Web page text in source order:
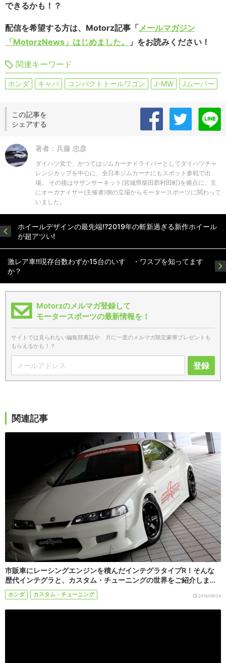
できるかも！？
配信を希望する方は、Motorz記事「メールマガジン
「MotorzNews」はじめました。
」をお読みください！
関連キーワード
ホンダ キャパ コンパクトトールワゴン J-MW Jムーバー
この記事を
シェアする
著者：兵藤 忠彦
ダイハツ党で、かつてはジムカーナドライバーとしてダイハツチャ
レンジカップを中心に、全日本ジムカーナにもスポット参戦で出
場。 その後はサザンサーキット(宮城県柴田郡村田町)を拠点に、主
にオーガナイザー(主催者)側の立場からモータースポーツに関わって
いました。
ホイールデザインの最先端!?2019年の斬新過ぎる新作ホイール
が超アツい!
激レア車!!現存台数わずか15台のいすゞ・ワスプを知ってます
か？
Motorzのメルマガ登録して
モータースポーツの最新情報を！
サイトでは見られない編集部裏話や、月に一度のメルマガ限定豪華プレゼントも
もらえるかも！？
登録
関連記事
市販車にレーシングエンジンを積んだインテグラタイプR！そんな
歴代インテグラと、カスタム・チューニングの世界をご紹介しま…
ホンダ カスタム・チューニング 2016/08/24